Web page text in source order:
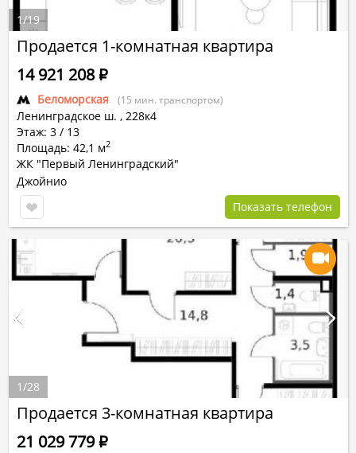
Продается 1-комнатная квартира
Беломорская (15 мин. транспортом)
Ленинградское ш. , 228к4
Этаж: 3 / 13
Площадь: 42,1 м2
ЖК "Первый Ленинградский"
14 921 208Р
Джойнио
Показать телефон
1/19
Продается 3-комнатная квартира
21 029 779Р
1/28